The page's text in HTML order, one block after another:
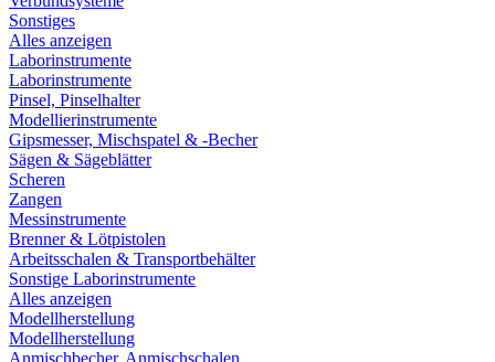
Sonstiges
Alles anzeigen
Laborinstrumente
Laborinstrumente
Pinsel, Pinselhalter
Modellierinstrumente
Gipsmesser, Mischspatel & -Becher
Sägen & Sägeblätter
Scheren
Zangen
Messinstrumente
Brenner & Lötpistolen
Arbeitsschalen & Transportbehälter
Sonstige Laborinstrumente
Alles anzeigen
Modellherstellung
Modellherstellung
Anmischbecher, Anmischschalen